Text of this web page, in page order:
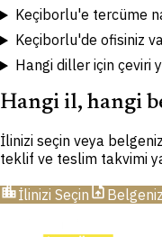
Keçiborlu'e tercüme
Keçiborlu'de ofisiniz
Hangi diller için çeviri
Hangi il, hangi
İlinizi seçin veya
teklif ve teslim takvimi
location_cityİlinizi Seçinupload_file